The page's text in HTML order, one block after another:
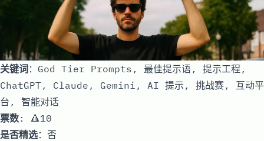
关键词：God Tier Prompts, 最佳提示语, 提示工程,
ChatGPT, Claude, Gemini, AI 提示, 挑战赛, 互动平
台, 智能对话
票数: 🔺10
是否精选：否